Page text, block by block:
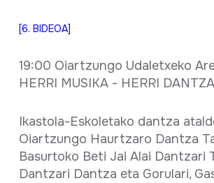
[6. BIDEOA]
19:00 Oiartzungo Udaletxeko
HERRI MUSIKA - HERRI
Ikastola-Eskoletako dantza
Oiartzungo Haurtzaro Dantza
Basurtoko Beti Jai Alai Dantzari
Dantzari Dantza eta Gorulari,